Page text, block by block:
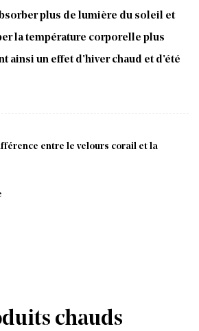
plus de lumière du soleil et
la température corporelle plus
ainsi un effet d'hiver chaud et d'été
entre le velours corail et la
chauds